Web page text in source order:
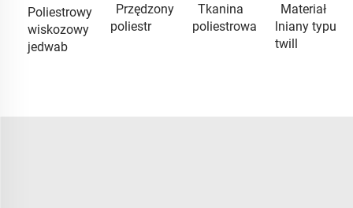
Poliestrowy
wiskozowy
jedwab
Przędzony
poliestr
Tkanina
poliestrowa
Materiał
lniany typu
twill